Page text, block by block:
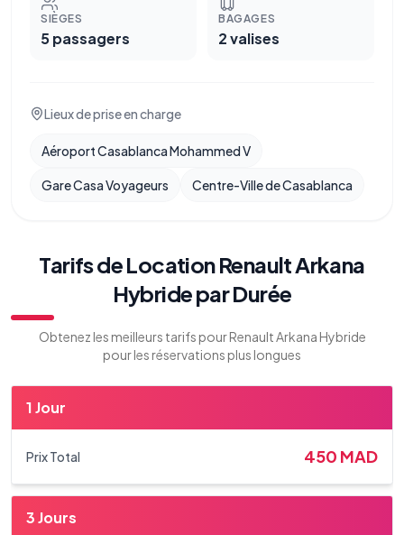
SIÈGES
5 passagers
BAGAGES
2 valises
Lieux de prise en charge
Aéroport Casablanca Mohammed V
Gare Casa Voyageurs Centre-Ville de Casablanca
Tarifs de Location Renault Arkana
Hybride par Durée
Obtenez les meilleurs tarifs pour Renault Arkana Hybride
pour les réservations plus longues
1 Jour
Prix Total 450 MAD
3 Jours